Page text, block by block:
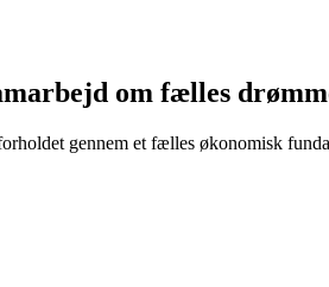
om fælles
gennem et fælles økonomisk